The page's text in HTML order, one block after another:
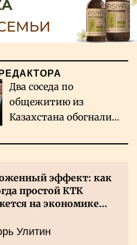
Два соседа по
общежитию из
Казахстана обогнали
эффект: как
простой КТК
на экономике
Улитин